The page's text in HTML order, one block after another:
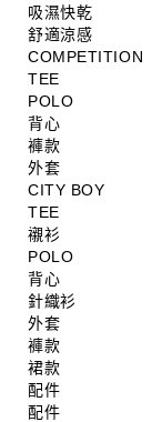
吸濕快乾
舒適涼感
COMPETITION
TEE
POLO
背心
褲款
外套
CITY BOY
TEE
襯衫
POLO
背心
針織衫
外套
褲款
裙款
配件
配件